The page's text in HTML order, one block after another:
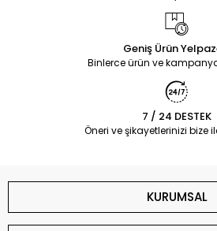
Geniş Ürün
Binlerce ürün ve
7 / 24 DESTEK
Öneri ve şikayetlerinizi bize
KURUMSAL